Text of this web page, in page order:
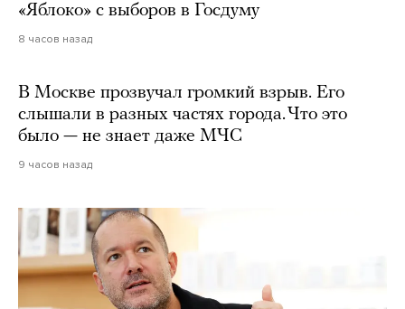
«Яблоко» с выборов в Госдуму
8 часов назад
В Москве прозвучал громкий взрыв. Его
слышали в разных частях города. Что это
было — не знает даже МЧС
9 часов назад